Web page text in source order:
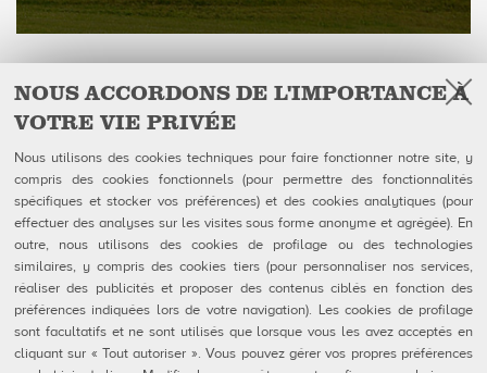
NOUS ACCORDONS DE L'IMPORTANCE À
VOTRE VIE PRIVÉE
Nous utilisons des cookies techniques pour faire fonctionner notre site, y
compris des cookies fonctionnels (pour permettre des fonctionnalités
spécifiques et stocker vos préférences) et des cookies analytiques (pour
effectuer des analyses sur les visites sous forme anonyme et agrégée). En
outre, nous utilisons des cookies de profilage ou des technologies
similaires, y compris des cookies tiers (pour personnaliser nos services,
réaliser des publicités et proposer des contenus ciblés en fonction des
préférences indiquées lors de votre navigation). Les cookies de profilage
sont facultatifs et ne sont utilisés que lorsque vous les avez acceptés en
cliquant sur « Tout autoriser ». Vous pouvez gérer vos propres préférences
QubicaAMF Canada inc
100-1025 avenue Godin
Québec, QC
Canada G1M 2X5
Tél: 418-650-2425
Sans Frais 866-650-2425
U.S. Headquarters
QubicaAMF Worldwide LLC
8100 AMF Drive
Mechanicsville, VA 23111-USA
Ph. (804) 569-1000
866-460-QAMF (7263)
Fax (804) 559-8650
QubicaAMF Produits
Mendes
Contact
Formulaires FDS
Follow Us on
Facebook